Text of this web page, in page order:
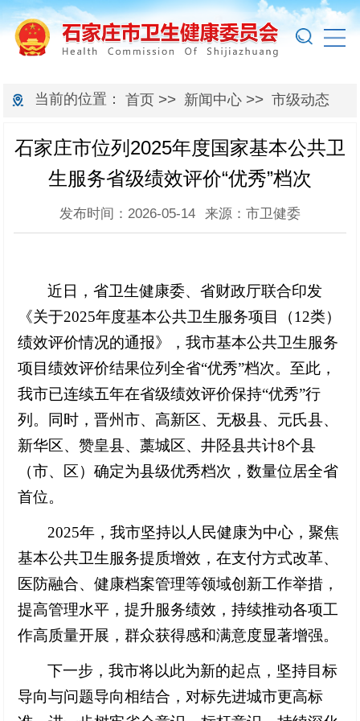
当前的位置： 首页>> 新闻中心>> 市级动态
石家庄市位列2025年度国家基本公共卫
生服务省级绩效评价“优秀”档次
发布时间：2026-05-14 来源：市卫健委
近日，省卫生健康委、省财政厅联合印发
《关于2025年度基本公共卫生服务项目（12类）
绩效评价情况的通报》，我市基本公共卫生服务
项目绩效评价结果位列全省“优秀”档次。至此，
我市已连续五年在省级绩效评价保持“优秀”行
列。同时，晋州市、高新区、无极县、元氏县、
新华区、赞皇县、藁城区、井陉县共计8个县
（市、区）确定为县级优秀档次，数量位居全省
首位。
2025年，我市坚持以人民健康为中心，聚焦
基本公共卫生服务提质增效，在支付方式改革、
医防融合、健康档案管理等领域创新工作举措，
提高管理水平，提升服务绩效，持续推动各项工
作高质量开展，群众获得感和满意度显著增强。
下一步，我市将以此为新的起点，坚持目标
导向与问题导向相结合，对标先进城市更高标